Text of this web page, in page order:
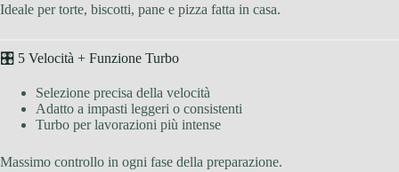
Ideale per torte, biscotti, pane e pizza fatta in casa.
🎛 5 Velocità + Funzione Turbo
Selezione precisa della velocità
Adatto a impasti leggeri o consistenti
Turbo per lavorazioni più intense
Massimo controllo in ogni fase della preparazione.